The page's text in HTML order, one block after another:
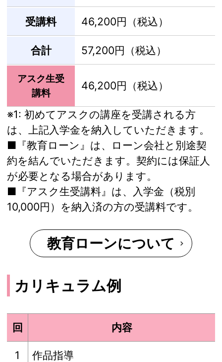
受講料 46,200円（税込）
合計 57,200円（税込）
アスク生受
講料
46,200円（税込）
※1: 初めてアスクの講座を受講される方
は、上記入学金を納入していただきます。
■『教育ローン』は、ローン会社と別途契
約を結んでいただきます。契約には保証人
が必要となる場合があります。
■『アスク生受講料』は、入学金（税別
10,000円）を納入済の方の受講料です。
教育ローンについて
カリキュラム例
回 内容
1 作品指導